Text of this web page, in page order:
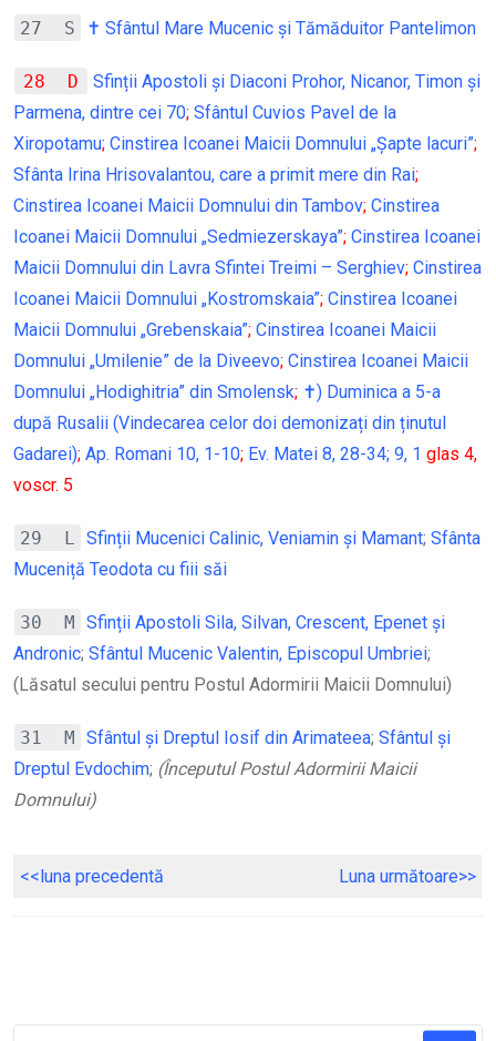
27 S ✝ Sfântul Mare Mucenic și Tămăduitor Pantelimon
28 D
Sfinții Apostoli și Diaconi Prohor, Nicanor, Timon și
Parmena, dintre cei 70; Sfântul Cuvios Pavel de la
Xiropotamu; Cinstirea Icoanei Maicii Domnului „Șapte lacuri”;
Sfânta Irina Hrisovalantou, care a primit mere din Rai;
Cinstirea Icoanei Maicii Domnului din Tambov; Cinstirea
Icoanei Maicii Domnului „Sedmiezerskaya”; Cinstirea Icoanei
Maicii Domnului din Lavra Sfintei Treimi – Serghiev; Cinstirea
Icoanei Maicii Domnului „Kostromskaia”; Cinstirea Icoanei
Maicii Domnului „Grebenskaia”; Cinstirea Icoanei Maicii
Domnului „Umilenie” de la Diveevo; Cinstirea Icoanei Maicii
Domnului „Hodighitria” din Smolensk; ✝) Duminica a 5-a
după Rusalii (Vindecarea celor doi demonizați din ținutul
Gadarei); Ap. Romani 10, 1-10; Ev. Matei 8, 28-34; 9, 1 glas 4,
voscr. 5
29 L Sfinții Mucenici Calinic, Veniamin și Mamant; Sfânta
Muceniță Teodota cu fiii săi
30 M Sfinții Apostoli Sila, Silvan, Crescent, Epenet și
Andronic; Sfântul Mucenic Valentin, Episcopul Umbriei;
(Lăsatul secului pentru Postul Adormirii Maicii Domnului)
31 M Sfântul și Dreptul Iosif din Arimateea; Sfântul și
Dreptul Evdochim; (Începutul Postul Adormirii Maicii
Domnului)
<<luna precedentă Luna următoare>>